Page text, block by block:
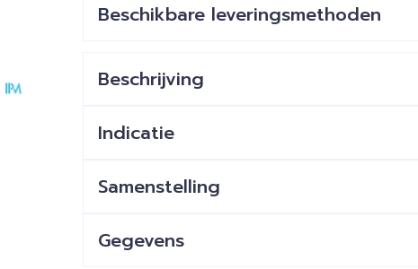
Beschikbare leveringsmethoden
Beschrijving
Indicatie
Samenstelling
Gegevens